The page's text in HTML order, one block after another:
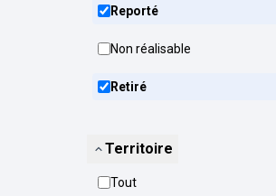
Reporté
Non réalisable
Retiré
Territoire
Tout